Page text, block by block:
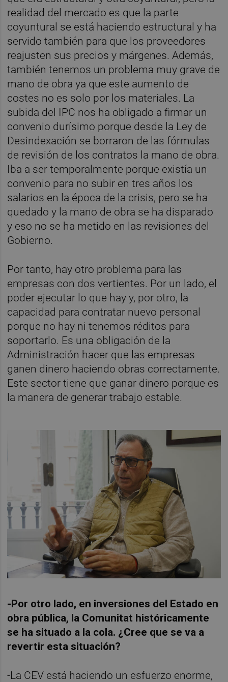
realidad del mercado es que la parte
coyuntural se está haciendo estructural y ha
servido también para que los proveedores
reajusten sus precios y márgenes. Además,
también tenemos un problema muy grave de
mano de obra ya que este aumento de
costes no es solo por los materiales. La
subida del IPC nos ha obligado a firmar un
convenio durísimo porque desde la Ley de
Desindexación se borraron de las fórmulas
de revisión de los contratos la mano de obra.
Iba a ser temporalmente porque existía un
convenio para no subir en tres años los
salarios en la época de la crisis, pero se ha
quedado y la mano de obra se ha disparado
y eso no se ha metido en las revisiones del
Gobierno.
Por tanto, hay otro problema para las
empresas con dos vertientes. Por un lado, el
poder ejecutar lo que hay y, por otro, la
capacidad para contratar nuevo personal
porque no hay ni tenemos réditos para
soportarlo. Es una obligación de la
Administración hacer que las empresas
ganen dinero haciendo obras correctamente.
Este sector tiene que ganar dinero porque es
la manera de generar trabajo estable.
-Por otro lado, en inversiones del Estado en
obra pública, la Comunitat históricamente
se ha situado a la cola. ¿Cree que se va a
revertir esta situación?
-La CEV está haciendo un esfuerzo enorme,